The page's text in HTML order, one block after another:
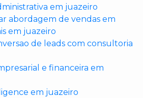
em juazeiro
abordagem de vendas em
em juazeiro
de leads com consultoria
e financeira em
em juazeiro